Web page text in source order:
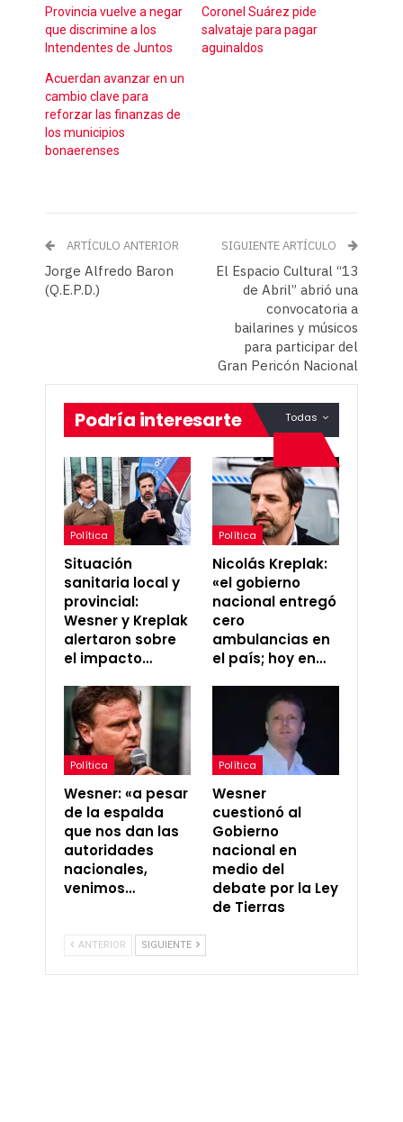
Provincia vuelve a negar
que discrimine a los
Intendentes de Juntos
Coronel Suárez pide
salvataje para pagar
aguinaldos
Acuerdan avanzar en un
cambio clave para
reforzar las finanzas de
los municipios
bonaerenses
ARTÍCULO ANTERIOR
Jorge Alfredo Baron
(Q.E.P.D.)
SIGUIENTE ARTÍCULO
El Espacio Cultural “13
de Abril” abrió una
convocatoria a
bailarines y músicos
para participar del
Gran Pericón Nacional
Todas
Podría interesarte
Política
Situación
sanitaria local y
provincial:
Wesner y Kreplak
alertaron sobre
el impacto…
Política
Nicolás Kreplak:
«el gobierno
nacional entregó
cero
ambulancias en
el país; hoy en…
Política
Wesner: «a pesar
de la espalda
que nos dan las
autoridades
nacionales,
venimos…
Política
Wesner
cuestionó al
Gobierno
nacional en
medio del
debate por la Ley
de Tierras
ANTERIOR SIGUIENTE